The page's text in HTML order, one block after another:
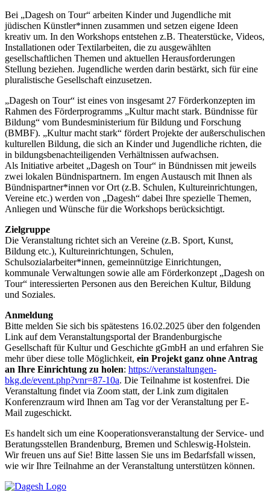
Bei „Dagesh on Tour“ arbeiten Kinder und Jugendliche mit
jüdischen Künstler*innen zusammen und setzen eigene Ideen
kreativ um. In den Workshops entstehen z.B. Theaterstücke, Videos,
Installationen oder Textilarbeiten, die zu ausgewählten
gesellschaftlichen Themen und aktuellen Herausforderungen
Stellung beziehen. Jugendliche werden darin bestärkt, sich für eine
pluralistische Gesellschaft einzusetzen.
„Dagesh on Tour“ ist eines von insgesamt 27 Förderkonzepten im
Rahmen des Förderprogramms „Kultur macht stark. Bündnisse für
Bildung“ vom Bundesministerium für Bildung und Forschung
(BMBF). „Kultur macht stark“ fördert Projekte der außerschulischen
kulturellen Bildung, die sich an Kinder und Jugendliche richten, die
in bildungsbenachteiligenden Verhältnissen aufwachsen.
Als Initiative arbeitet „Dagesh on Tour“ in Bündnissen mit jeweils
zwei lokalen Bündnispartnern. Im engen Austausch mit Ihnen als
Bündnispartner*innen vor Ort (z.B. Schulen, Kultureinrichtungen,
Vereine etc.) werden von „Dagesh“ dabei Ihre spezielle Themen,
Anliegen und Wünsche für die Workshops berücksichtigt.
Zielgruppe
Die Veranstaltung richtet sich an Vereine (z.B. Sport, Kunst,
Bildung etc.), Kultureinrichtungen, Schulen,
Schulsozialarbeiter*innen, gemeinnützige Einrichtungen,
kommunale Verwaltungen sowie alle am Förderkonzept „Dagesh on
Tour“ interessierten Personen aus den Bereichen Kultur, Bildung
und Soziales.
Anmeldung
Bitte melden Sie sich bis spätestens 16.02.2025 über den folgenden
Link auf dem Veranstaltungsportal der Brandenburgische
Gesellschaft für Kultur und Geschichte gGmbH an und erfahren Sie
mehr über diese tolle Möglichkeit, ein Projekt ganz ohne Antrag
an Ihre Einrichtung zu holen: https://veranstaltungen-
bkg.de/event.php?vnr=87-10a. Die Teilnahme ist kostenfrei. Die
Veranstaltung findet via Zoom statt, der Link zum digitalen
Konferenzraum wird Ihnen am Tag vor der Veranstaltung per E-
Mail zugeschickt.
Es handelt sich um eine Kooperationsveranstaltung der Service- und
Beratungsstellen Brandenburg, Bremen und Schleswig-Holstein.
Wir freuen uns auf Sie! Bitte lassen Sie uns im Bedarfsfall wissen,
wie wir Ihre Teilnahme an der Veranstaltung unterstützen können.